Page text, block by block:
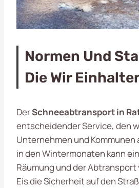
Normen Und
Die Wir
DerSchneeabtransport in
entscheidender Service, den
Unternehmen und Kommunen
in den Wintermonaten kann
Räumung und der Abtransport
Eis die Sicherheit auf den